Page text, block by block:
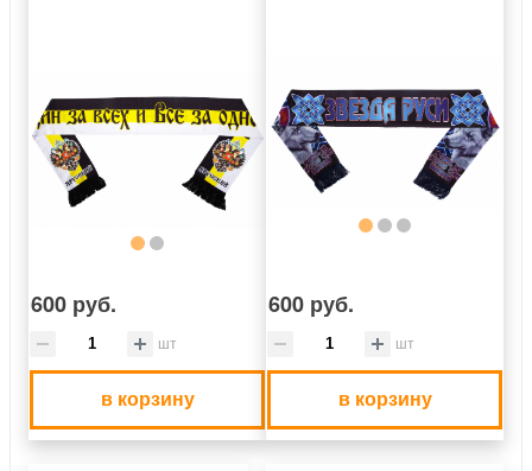
600 руб.
шт
в корзину
600 руб.
шт
в корзину